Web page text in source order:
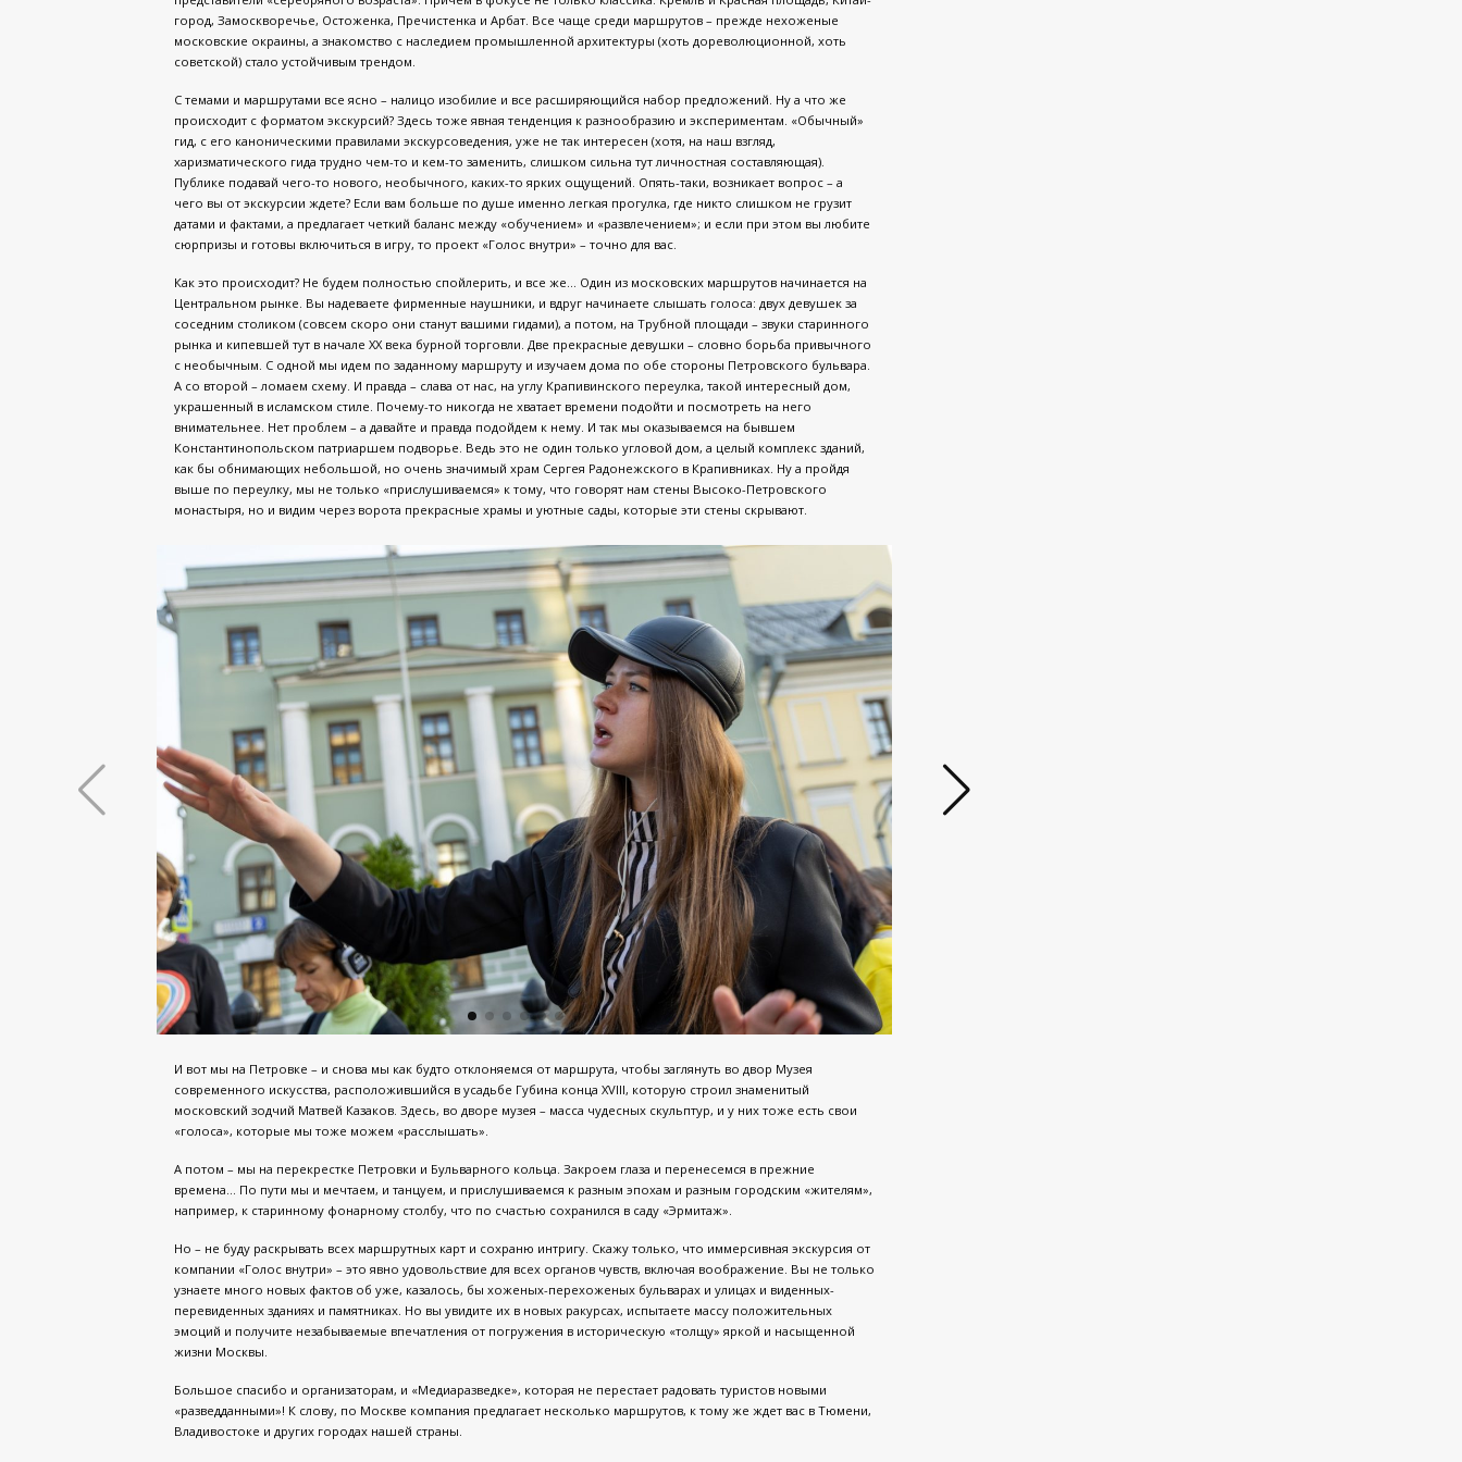
город, Замоскворечье, Остоженка, Пречистенка и Арбат. Все чаще среди маршрутов – прежде нехоженые
московские окраины, а знакомство с наследием промышленной архитектуры (хоть дореволюционной, хоть
советской) стало устойчивым трендом.
С темами и маршрутами все ясно – налицо изобилие и все расширяющийся набор предложений. Ну а что же
происходит с форматом экскурсий? Здесь тоже явная тенденция к разнообразию и экспериментам. «Обычный»
гид, с его каноническими правилами экскурсоведения, уже не так интересен (хотя, на наш взгляд,
харизматического гида трудно чем-то и кем-то заменить, слишком сильна тут личностная составляющая).
Публике подавай чего-то нового, необычного, каких-то ярких ощущений. Опять-таки, возникает вопрос – а
чего вы от экскурсии ждете? Если вам больше по душе именно легкая прогулка, где никто слишком не грузит
датами и фактами, а предлагает четкий баланс между «обучением» и «развлечением»; и если при этом вы любите
сюрпризы и готовы включиться в игру, то проект «Голос внутри» – точно для вас.
Как это происходит? Не будем полностью спойлерить, и все же… Один из московских маршрутов начинается на
Центральном рынке. Вы надеваете фирменные наушники, и вдруг начинаете слышать голоса: двух девушек за
соседним столиком (совсем скоро они станут вашими гидами), а потом, на Трубной площади – звуки старинного
рынка и кипевшей тут в начале XX века бурной торговли. Две прекрасные девушки – словно борьба привычного
с необычным. С одной мы идем по заданному маршруту и изучаем дома по обе стороны Петровского бульвара.
А со второй – ломаем схему. И правда – слава от нас, на углу Крапивинского переулка, такой интересный дом,
украшенный в исламском стиле. Почему-то никогда не хватает времени подойти и посмотреть на него
внимательнее. Нет проблем – а давайте и правда подойдем к нему. И так мы оказываемся на бывшем
Константинопольском патриаршем подворье. Ведь это не один только угловой дом, а целый комплекс зданий,
как бы обнимающих небольшой, но очень значимый храм Сергея Радонежского в Крапивниках. Ну а пройдя
выше по переулку, мы не только «прислушиваемся» к тому, что говорят нам стены Высоко-Петровского
монастыря, но и видим через ворота прекрасные храмы и уютные сады, которые эти стены скрывают.
И вот мы на Петровке – и снова мы как будто отклоняемся от маршрута, чтобы заглянуть во двор Музея
современного искусства, расположившийся в усадьбе Губина конца XVIII, которую строил знаменитый
московский зодчий Матвей Казаков. Здесь, во дворе музея – масса чудесных скульптур, и у них тоже есть свои
«голоса», которые мы тоже можем «расслышать».
А потом – мы на перекрестке Петровки и Бульварного кольца. Закроем глаза и перенесемся в прежние
времена… По пути мы и мечтаем, и танцуем, и прислушиваемся к разным эпохам и разным городским «жителям»,
например, к старинному фонарному столбу, что по счастью сохранился в саду «Эрмитаж».
Но – не буду раскрывать всех маршрутных карт и сохраню интригу. Скажу только, что иммерсивная экскурсия от
компании «Голос внутри» – это явно удовольствие для всех органов чувств, включая воображение. Вы не только
узнаете много новых фактов об уже, казалось, бы хоженых-перехоженых бульварах и улицах и виденных-
перевиденных зданиях и памятниках. Но вы увидите их в новых ракурсах, испытаете массу положительных
эмоций и получите незабываемые впечатления от погружения в историческую «толщу» яркой и насыщенной
жизни Москвы.
Большое спасибо и организаторам, и «Медиаразведке», которая не перестает радовать туристов новыми
«разведданными»! К слову, по Москве компания предлагает несколько маршрутов, к тому же ждет вас в Тюмени,
Владивостоке и других городах нашей страны.